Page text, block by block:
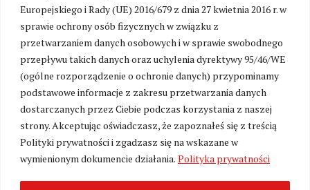
Europejskiego i Rady (UE) 2016/679 z dnia 27 kwietnia 2016 r. w
sprawie ochrony osób fizycznych w związku z
przetwarzaniem danych osobowych i w sprawie swobodnego
przepływu takich danych oraz uchylenia dyrektywy 95/46/WE
(ogólne rozporządzenie o ochronie danych) przypominamy
podstawowe informacje z zakresu przetwarzania danych
dostarczanych przez Ciebie podczas korzystania z naszej
strony. Akceptując oświadczasz, że zapoznałeś się z treścią
Polityki prywatności i zgadzasz się na wskazane w
wymienionym dokumencie działania. Polityka prywatności
Zmień ustawienia cookies